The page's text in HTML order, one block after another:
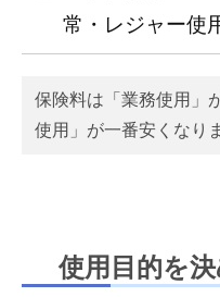
常・レジャー使
保険料は「業務使用」
使用」が一番安くなり
使用目的を決